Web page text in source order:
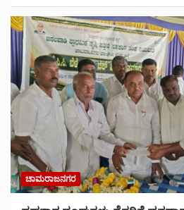
ಚಾಮರಾಜನಗರ